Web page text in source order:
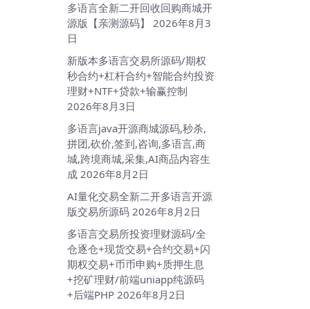
多语言全新二开回收回购商城开
源版【亲测源码】
2026年8月3
日
新版本多语言交易所源码/期权
秒合约+杠杆合约+智能合约投资
理财+NTF+贷款+输赢控制
2026年8月3日
多语言java开源商城源码,秒杀,
拼团,砍价,签到,咨询,多语言,商
城,跨境商城,采集,AI商品内容生
成 2026年8月2日
AI量化交易全新二开多语言开源
版交易所源码 2026年8月2日
多语言交易所投资理财源码/全
仓逐仓+现货交易+合约交易+闪
期权交易+币币申购+质押生息
+挖矿理财/前端uniapp纯源码
+后端PHP 2026年8月2日